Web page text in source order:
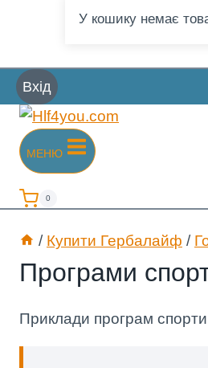
У кошику немає
Вхід
МЕНЮ
0
/ Купити Гербалайф /
Програми
Приклади програм